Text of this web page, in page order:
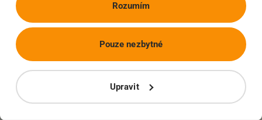
Rozumím
Upravit
Pouze nezbytné